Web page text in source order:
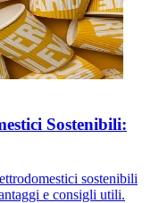
Sostenibili:
sostenibili
e consigli utili.